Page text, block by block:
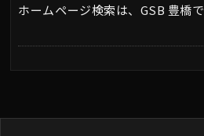
ホームページ検索は、GSB 豊橋で